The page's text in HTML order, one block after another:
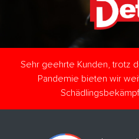
Sehr geehrte Kunden, trotz
Pandemie bieten wir